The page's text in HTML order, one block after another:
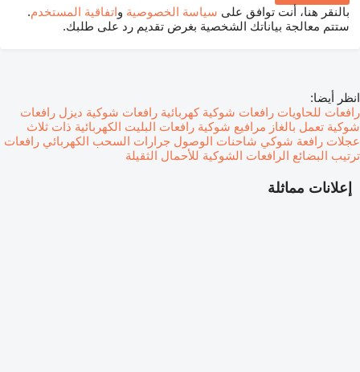
بالنقر هنا، أنت توافق على سياسة الخصوصية واتفاقية المستخدم.
ستتم معالجة بياناتك الشخصية بغرض تقديم رد على طلبك.
إعلانات مماثلة
انظر أيضا:
رافعات للحاويات رافعات شوكية كهربائية رافعات شوكية ديزل رافعات
شوكية تعمل بالغاز مرافيع شوكية رافعات البليت الكهربائية ذات ثلاث
عجلات رافعة شوكي شاحنات الوصول جرارات السحب الكهربائي رافعات
ترتيب البضائع الرافعات الشوكية للأحمال الثقيلة